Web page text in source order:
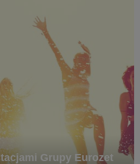
Grupy Eurozet